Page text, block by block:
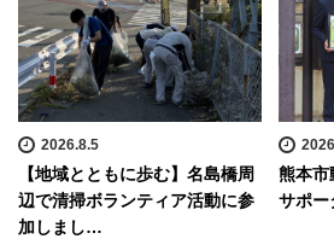
2026.8.5
【地域とともに歩む】名島橋周
辺で清掃ボランティア活動に参
加しまし…
熊本市
サポー